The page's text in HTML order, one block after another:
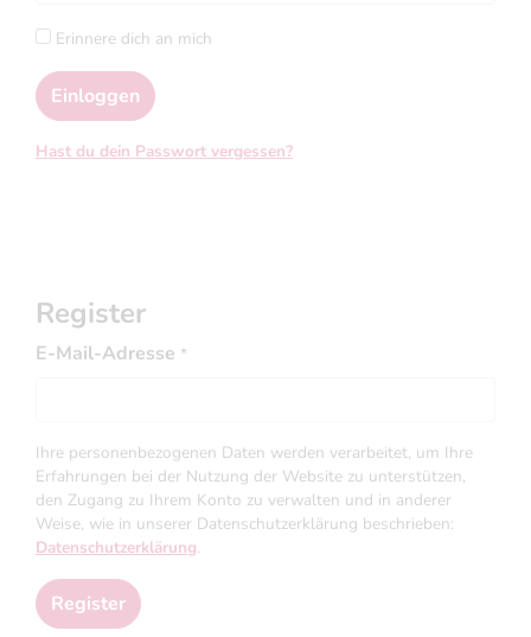
Erinnere dich an mich
Einloggen
Hast du dein Passwort vergessen?
Register
E-Mail-Adresse *
Ihre personenbezogenen Daten werden verarbeitet, um Ihre
Erfahrungen bei der Nutzung der Website zu unterstützen,
den Zugang zu Ihrem Konto zu verwalten und in anderer
Weise, wie in unserer Datenschutzerklärung beschrieben:
Datenschutzerklärung.
Register